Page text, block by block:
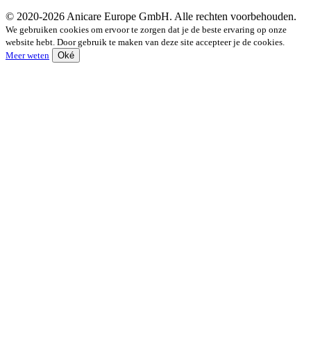
© 2020-2026 Anicare Europe GmbH. Alle rechten voorbehouden.
We gebruiken cookies om ervoor te zorgen dat je de beste ervaring op onze
website hebt. Door gebruik te maken van deze site accepteer je de cookies.
Meer weten
Oké